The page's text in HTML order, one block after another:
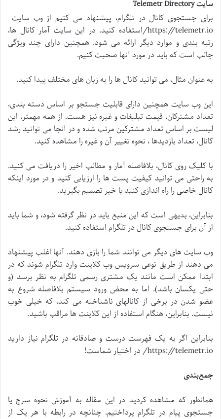
سایت Telemetr Directory
برای جستجوی کانال در تلگرام، پیشنهاد می کنیم از وب سایت
https://telemetr.io/استفاده کنید. در این سایت آمار کانال ها،
رتبه بندی و موارد دیگر ارائه می شود. همچنین دارای چند ویژگی
جالب است که باید در مورد آنها صحبت کنیم.
به عنوان مثال، می توانید کانال ها را به زبان های مختلف پیدا کنید.
این وب سایت همچنین دارای قابلیت جستجو بر اساس دسته بندی،
تعداد مشترکان، قیمت تبلیغات و غیره نیز هست. از همه مهمتر، این
لیست بر اساس تعداد مشترکین مرتب شده و در آنجا می توانید رشد
کانال، تعداد بازدیدها ، نحوه تغییر آن و غیره را مشاهده کنید.
با کلیک روی کانال، بلافاصله آمار و مطالب اخیر را دریافت می کنید.
به راحتی می توانید کیفیت پست ها را ارزیابی کنید و در مورد اینکه
کانال خاصی را راه اندازی کنید یا خیر تصمیم بگیرید.
بنابراین، بدیهی است که این منبع باید در نظر گرفته شود، و شما باید
از آن برای جستجوی کانال در تلگرام استفاده کنید.
وب سایت های دیگر می توانند شما را بازی دهند. آنها اغلب پیشنهاد
می دهند از طریق نوعی سرویس وب کلاینت وارد تلگرام شوند که در
ابتدا ممکن است مانند یک مشتری رسمی تلگرام به نظر برسد (و
حتی یکسان باشد). اما به محض ورود سیستم بلافاصله شروع به
عضو شدن در برخی از کانالهای ناشناخته می کند، که خیلی خوب
نیست. بنابراین، هنگام استفاده از این کلاینت ها مراقب باشید.
بنابراین اگر به یک فهرست درست و صادقانه در تلگرام نیاز دارید
https://telemetr.io/ در اختیار شماست!
جمع‌بندی
همانطور که مشاهده کردید در این مقاله به آموزش نحوه سرچ یا
جستجوی پیام در تلگرام پرداختیم. چنانچه در رابطه با هر یک از